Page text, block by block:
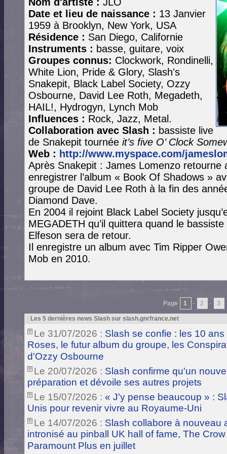
Date et lieu de naissance : 13 Janvier
1959 à Brooklyn, New York, USA
Résidence : San Diego, Californie
Instruments : basse, guitare, voix
Groupes connus: Clockwork, Rondinelli,
White Lion, Pride & Glory, Slash's
Snakepit, Black Label Society, Ozzy
Osbourne, David Lee Roth, Megadeth,
HAIL!, Hydrogyn, Lynch Mob
Influences : Rock, Jazz, Metal.
Collaboration avec Slash : bassiste live
de Snakepit tournée it’s five O’ Clock
Web : http://www.myspace.com/
Après Snakepit : James Lomenzo retourne
enregistrer l’album « Book Of Shadows »
groupe de David Lee Roth à la fin des
Diamond Dave.
En 2004 il rejoint Black Label Society
MEGADETH qu’il quittera quand le
Elfeson sera de retour.
Il enregistre un album avec Tim Ripper
Mob en 2010.
Page 1 - 2 - 3
| Les 5 dernières news Slash sur slash.gnrfrance.net
Le 31/07/2026 : Slash se confie : les 10
Roses, le futur album du groupe, les
d'Ozzy Osbourne
Le 20/07/2026 : Slash confirme qu'un
préparation et dévoile ses autres projets
Le 15/07/2026 : « J'y pense beaucoup » :
Unis pour revenir vivre au Royaume-Uni
Le 14/07/2026 : Slash collabore à nouveau
intronisé au pinball UK hall of fame, The
Paramount Plus en juillet